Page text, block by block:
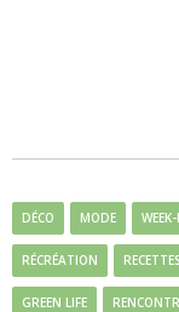
DÉCO MODE
RÉCRÉATION
GREEN LIFE